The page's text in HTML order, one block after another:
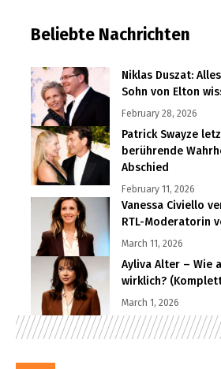
Beliebte Nachrichten
Niklas Duszat:
Sohn von Elton
February 28, 2026
Patrick Swayze
berührende
Abschied
February 11, 2026
Vanessa Civiello
RTL-Moderatorin
March 11, 2026
Ayliva Alter – Wie
wirklich?
March 1, 2026